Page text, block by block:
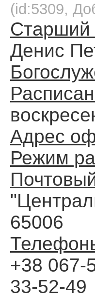
(id:5309,
Старший
Денис
Адрес
Режим
65006
+38 067-
33-52-49